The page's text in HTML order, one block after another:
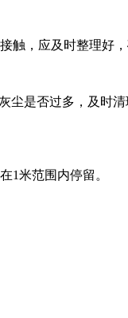
触，应及时整理好，
是否过多，及时
1米范围内停留。